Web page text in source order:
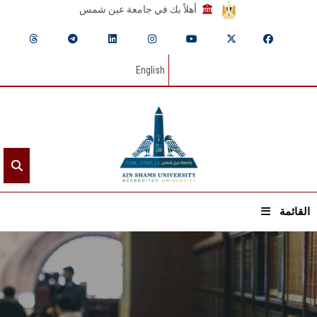
أهلاً بك في جامعة عين شمس
English
القائمة
الرئيسيـة
عن الجامعة